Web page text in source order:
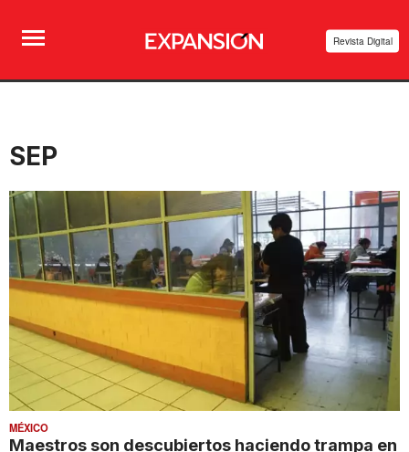
Revista Digital
SEP
MÉXICO
Maestros son descubiertos haciendo trampa en